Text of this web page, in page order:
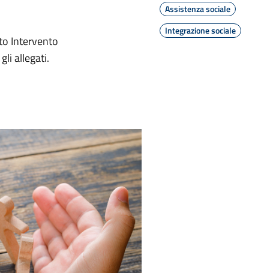
Intervento
allegati.
Assistenza sociale
Integrazione sociale